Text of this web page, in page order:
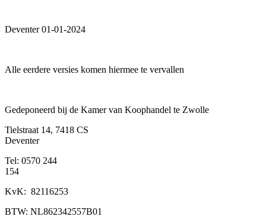
Deventer 01-01-2024
Alle eerdere versies komen hiermee te vervallen
Gedeponeerd bij de Kamer van Koophandel te Zwolle
Tielstraat 14, 7418 CS
Deventer
Tel: 0570 244
154
KvK: 82116253
BTW: NL862342557B01